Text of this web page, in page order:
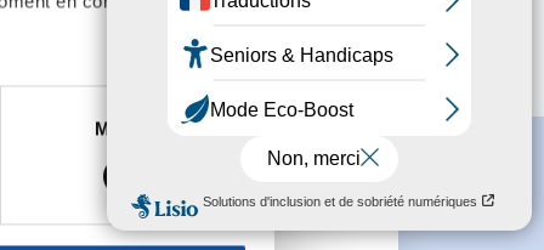
à plusieurs mètres près
reportez-vous à lasection «
sur les cookies.
Marketing